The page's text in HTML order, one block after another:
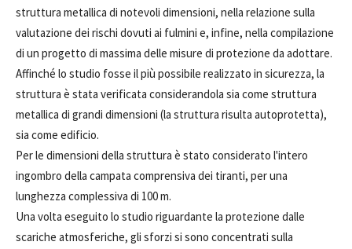
struttura metallica di notevoli dimensioni, nella relazione sulla
valutazione dei rischi dovuti ai fulmini e, infine, nella compilazione
di un progetto di massima delle misure di protezione da adottare.
Affinché lo studio fosse il più possibile realizzato in sicurezza, la
struttura è stata verificata considerandola sia come struttura
metallica di grandi dimensioni (la struttura risulta autoprotetta),
sia come edificio.
Per le dimensioni della struttura è stato considerato l'intero
ingombro della campata comprensiva dei tiranti, per una
lunghezza complessiva di 100 m.
Una volta eseguito lo studio riguardante la protezione dalle
scariche atmosferiche, gli sforzi si sono concentrati sulla